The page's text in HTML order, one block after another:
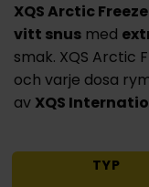
XQS Arctic
vitt snus med
smak. XQS Arctic
och varje dosa
av XQS
TYP